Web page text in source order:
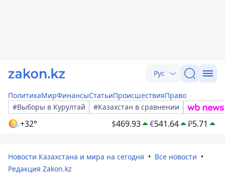
Рус
ПолитикаМирФинансыСтатьиПроисшествияПраво
#Выборы в Курултай
#Казахстан в сравнении
+32° $469.93 €541.64 ₽5.71
Новости Казахстана и мира на сегодня
Все новости
Редакция Zakon.kz